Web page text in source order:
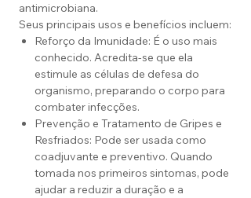
antimicrobiana.
Seus principais usos e benefícios incluem:
Reforço da Imunidade: É o uso mais
conhecido. Acredita-se que ela
estimule as células de defesa do
organismo, preparando o corpo para
combater infecções.
Prevenção e Tratamento de Gripes e
Resfriados: Pode ser usada como
coadjuvante e preventivo. Quando
tomada nos primeiros sintomas, pode
ajudar a reduzir a duração e a